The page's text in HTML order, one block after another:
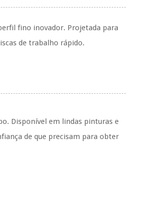
fino inovador. Projetada para
de trabalho rápido.
Disponível em lindas pinturas e
de que precisam para obter